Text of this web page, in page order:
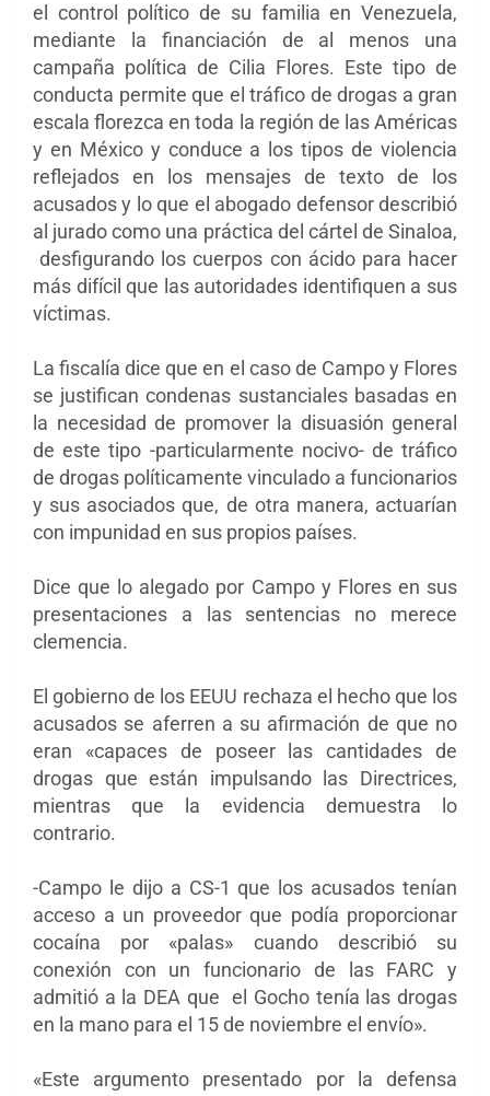
el control político de su familia en Venezuela,
mediante la financiación de al menos una
campaña política de Cilia Flores. Este tipo de
conducta permite que el tráfico de drogas a gran
escala florezca en toda la región de las Américas
y en México y conduce a los tipos de violencia
reflejados en los mensajes de texto de los
acusados ​​y lo que el abogado defensor describió
al jurado como una práctica del cártel de Sinaloa,
desfigurando los cuerpos con ácido para hacer
más difícil que las autoridades identifiquen a sus
víctimas.
La fiscalía dice que en el caso de Campo y Flores
se justifican condenas sustanciales basadas en
la necesidad de promover la disuasión general
de este tipo -particularmente nocivo- de tráfico
de drogas políticamente vinculado a funcionarios
y sus asociados que, de otra manera, actuarían
con impunidad en sus propios países.
Dice que lo alegado por Campo y Flores en sus
presentaciones a las sentencias no merece
clemencia.
El gobierno de los EEUU rechaza el hecho que los
acusados ​​se aferren a su afirmación de que no
eran «capaces de poseer las cantidades de
drogas que están impulsando las Directrices,
mientras que la evidencia demuestra lo
contrario.
-Campo le dijo a CS-1 que los acusados ​​tenían
acceso a un proveedor que podía proporcionar
cocaína por «palas» cuando describió su
conexión con un funcionario de las FARC y
admitió a la DEA que el Gocho tenía las drogas
en la mano para el 15 de noviembre el envío».
«Este argumento presentado por la defensa